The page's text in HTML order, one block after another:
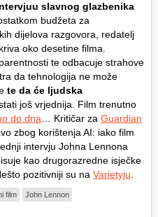
slavnog glazbenika
budžeta za
dijelova razgovora, redatelj
oko desetine filma.
te odbacuje strahove
da tehnologija ne može
te da će ljudska
još vrjednija. Film trenutno
do dna … Kritičar za Guardian
zbog korištenja AI: iako film
intervju Johna Lennona
kao drugorazredne isječke
pozitivniji su na Varietyju
film John Lennon